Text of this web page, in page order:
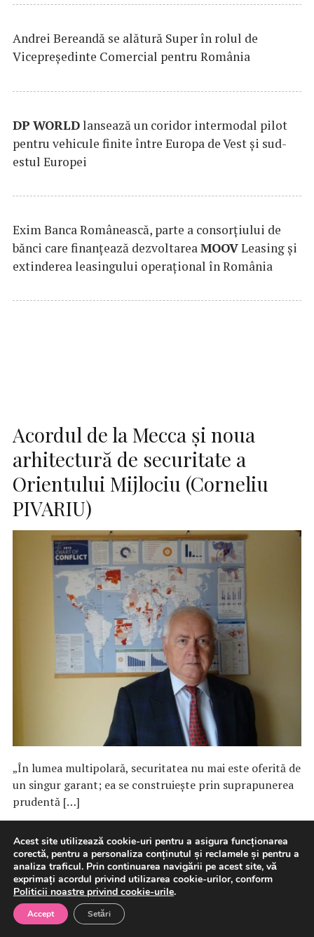
Andrei Bereandă se alătură Super în rolul de
Vicepreședinte Comercial pentru România
DP WORLDlansează un coridor intermodal pilot
pentru vehicule finite între Europa de Vest și sud-
estul Europei
Exim Banca Românească, parte a consorțiului de
bănci care finanțează dezvoltareaMOOVLeasing și
extinderea leasingului operațional în România
Acordul de la Mecca și noua
arhitectură de securitate a
Orientului Mijlociu (Corneliu
PIVARIU)
„În lumea multipolară, securitatea nu mai este oferită de
un singur garant; ea se construiește prin suprapunerea
prudentă […]
9 august 2026 AnalizeInternational
Netanyahu: Israelul „respinge”
Acest site utilizează cookie-uri pentru a asigura funcționarea
corectă, pentru a personaliza conținutul și reclamele și pentru a
analiza traficul. Prin continuarea navigării pe acest site, vă
exprimați acordul privind utilizarea cookie-urilor, conform
Politicii noastre privind cookie-urile.
Accept Setări